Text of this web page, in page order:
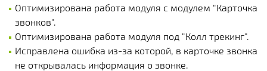
Оптимизирована работа модуля с модулем "Карточка
звонков".
Оптимизирована работа модуля под "Колл трекинг".
Исправлена ошибка из-за которой, в карточке звонка
не открывалась информация о звонке.